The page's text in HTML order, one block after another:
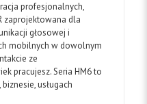
profesjonalnych,
zaprojektowana dla
głosowej i
mobilnych w dowolnym
ze
pracujesz. Seria HM6 to
usługach